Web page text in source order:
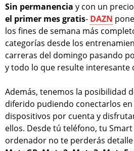
Sin permanencia y con un
el primer mes gratis- DAZN
los fines de semana más
categorías desde los
carreras del domingo pasando
y todo lo que resulte interesante
Además, tenemos la posibilidad
diferido pudiendo conectarlos
dispositivos por cuenta y
ellos. Desde tú teléfono, tu Smart
ordenador no te perderás